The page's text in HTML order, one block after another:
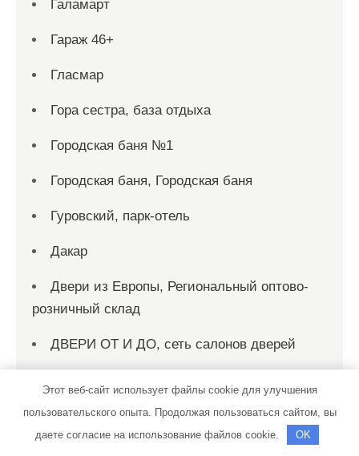
Галамарт
Гараж 46+
Гласмар
Гора сестра, база отдыха
Городская баня №1
Городская баня, Городская баня
Гуровский, парк-отель
Дакар
Двери из Европы, Региональный оптово-
розничный склад
ДВЕРИ ОТ И ДО, сеть салонов дверей
Дверная ярмарка, магазин
Этот веб-сайт использует файлы cookie для улучшения
пользовательского опыта. Продолжая пользоваться сайтом, вы
даете согласие на использование файлов cookie.
OK